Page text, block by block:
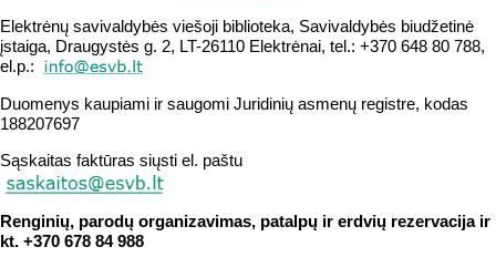
Elektrėnų savivaldybės viešoji biblioteka, Savivaldybės biudžetinė
įstaiga, Draugystės g. 2, LT-26110 Elektrėnai, tel.: +370 648 80 788,
el.p.:
Duomenys kaupiami ir saugomi Juridinių asmenų registre, kodas
188207697
Sąskaitas faktūras siųsti el. paštu
Renginių, parodų organizavimas, patalpų ir erdvių rezervacija ir
kt. +370 678 84 988